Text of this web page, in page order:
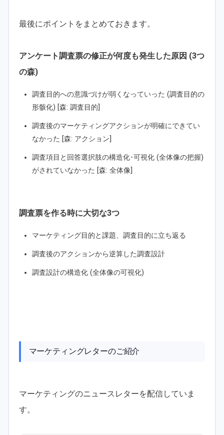
最後にポイントをまとめておきます。
アンケート調査票の修正が何度も発生した原因 (3つ
の森)
調査目的への意識づけが弱くなっていった (調査目的の
形骸化) [森: 調査目的]
調査後のマーケティングアクションが明確にできてい
なかった [森: アクション]
調査項目と回答選択肢の構造化･可視化 (全体像の把握)
がされていなかった [森: 全体像]
調査票を作る時に大切な3つ
マーケティング目的と課題、調査目的に立ち返る
調査後のアクションから逆算した調査設計
調査設計の構造化 (全体像の可視化)
マーケティングレターのご紹介
マーケティングのニュースレターを配信していま
す。